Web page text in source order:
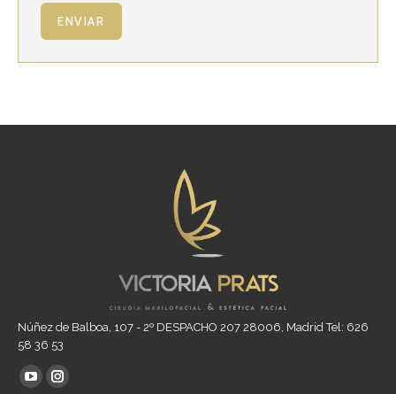
ENVIAR
Núñez de Balboa, 107 - 2º DESPACHO 207 28006, Madrid Tel: 626
58 36 53
Encuéntranos en:
YouTubeInstagram